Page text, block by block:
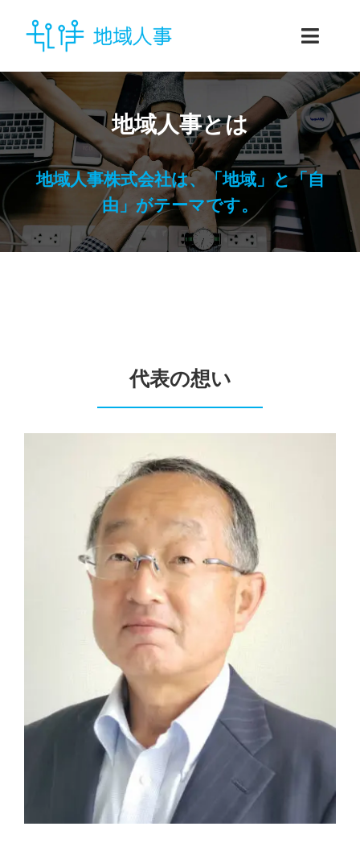
content
ホーム
企業向けサービス
個人向けサービス
地域人事とは
地域人事とは
地域人事株式会社は、「地域」と「自
由」がテーマです。
代表の想い